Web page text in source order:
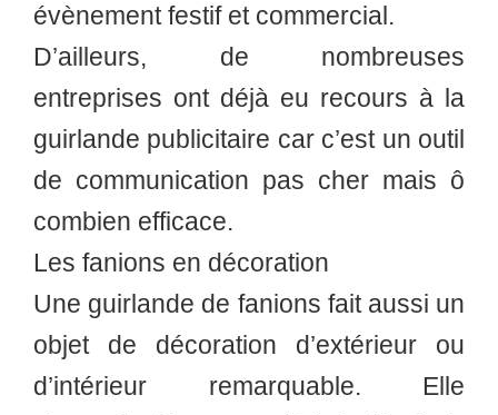
évènement festif et commercial.
D’ailleurs, de nombreuses
entreprises ont déjà eu recours à la
guirlande publicitaire car c’est un outil
de communication pas cher mais ô
combien efficace.
Les fanions en décoration
Une guirlande de fanions fait aussi un
objet de décoration d’extérieur ou
d’intérieur remarquable. Elle